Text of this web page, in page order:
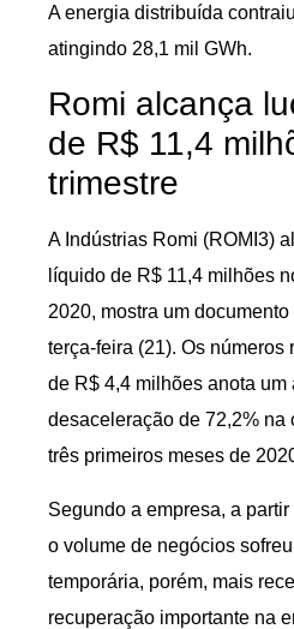
A energia distribuída
atingindo 28,1 mil GWh.
Romi alcança
de R$ 11,4
trimestre
A Indústrias Romi (ROMI3)
líquido de R$ 11,4 milhões
2020, mostra um
terça-feira (21). Os números
de R$ 4,4 milhões anota um
desaceleração de 72,2% na
três primeiros meses de
Segundo a empresa, a
o volume de negócios
temporária, porém, mais
recuperação importante na